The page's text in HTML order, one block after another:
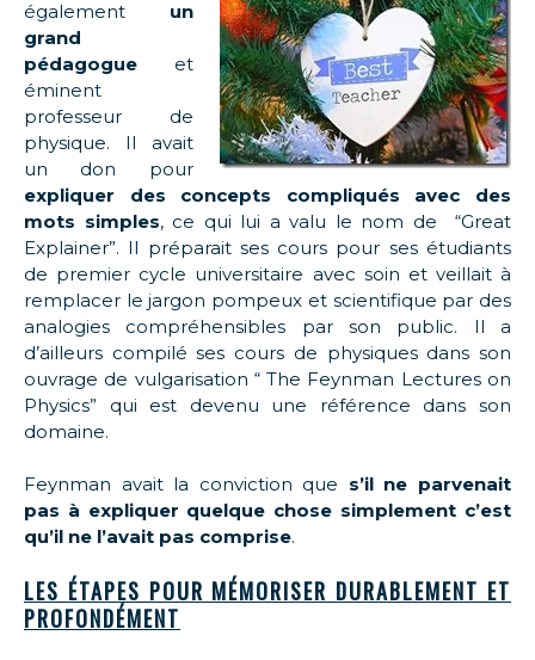
également un
grand
pédagogue et
éminent
professeur de
physique. Il avait
un don pour
expliquer des concepts compliqués avec des
mots simples, ce qui lui a valu le nom de “Great
Explainer”. Il préparait ses cours pour ses étudiants
de premier cycle universitaire avec soin et veillait à
remplacer le jargon pompeux et scientifique par des
analogies compréhensibles par son public. Il a
d’ailleurs compilé ses cours de physiques dans son
ouvrage de vulgarisation “ The Feynman Lectures on
Physics” qui est devenu une référence dans son
domaine.
Feynman avait la conviction que s’il ne parvenait
pas à expliquer quelque chose simplement c’est
qu’il ne l’avait pas comprise.
LES ÉTAPES POUR MÉMORISER DURABLEMENT ET
PROFONDÉMENT